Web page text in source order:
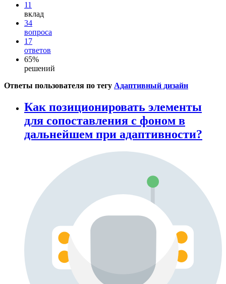
11
вклад
34
вопроса
17
ответов
65%
решений
Ответы пользователя по тегу Адаптивный дизайн
Как позиционировать элементы
для сопоставления с фоном в
дальнейшем при адаптивности?